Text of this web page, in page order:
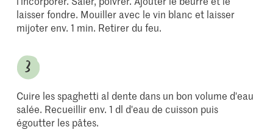
laisser fondre. Mouiller avec le vin blanc et laisser
mijoter env. 1 min. Retirer du feu.
Cuire les spaghetti al dente dans un bon volume d'eau
salée. Recueillir env. 1 dl d'eau de cuisson puis
égoutter les pâtes.